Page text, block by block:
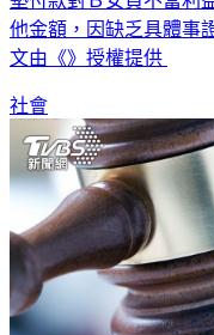
他金額，因缺乏具體事
文由《》授權提供
社會